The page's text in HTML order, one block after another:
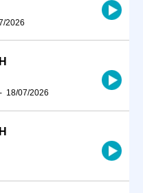
2026
- 18/07/2026